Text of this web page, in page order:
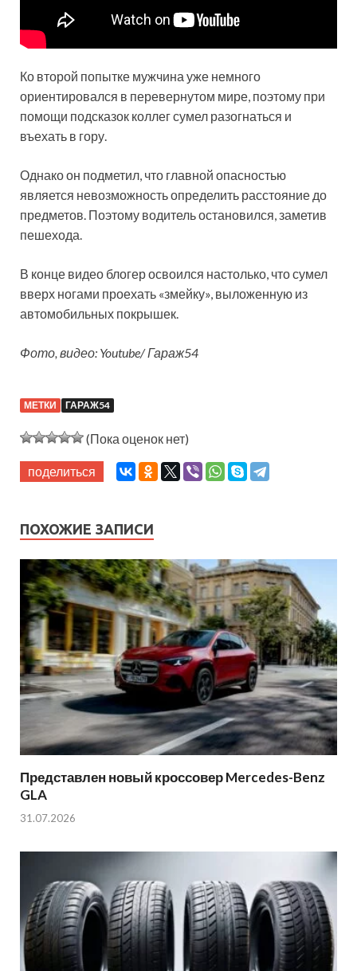
Ко второй попытке мужчина уже немного
ориентировался в перевернутом мире, поэтому при
помощи подсказок коллег сумел разогнаться и
въехать в гору.
Однако он подметил, что главной опасностью
является невозможность определить расстояние до
предметов. Поэтому водитель остановился, заметив
пешехода.
В конце видео блогер освоился настолько, что сумел
вверх ногами проехать «змейку», выложенную из
автомобильных покрышек.
Фото, видео: Youtube/ Гараж54
МЕТКИ ГАРАЖ54
(Пока оценок нет)
поделиться
ПОХОЖИЕ ЗАПИСИ
Представлен новый кроссовер Mercedes-Benz
GLA
31.07.2026